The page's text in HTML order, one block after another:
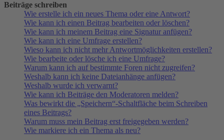
Beiträge schreiben
Wie erstelle ich ein neues Thema oder eine Antwort?
Wie kann ich einen Beitrag bearbeiten oder löschen?
Wie kann ich meinem Beitrag eine Signatur anfügen?
Wie kann ich eine Umfrage erstellen?
Wieso kann ich nicht mehr Antwortmöglichkeiten erstellen?
Wie bearbeite oder lösche ich eine Umfrage?
Warum kann ich auf bestimmte Foren nicht zugreifen?
Weshalb kann ich keine Dateianhänge anfügen?
Weshalb wurde ich verwarnt?
Wie kann ich Beiträge den Moderatoren melden?
Was bewirkt die „Speichern“-Schaltfläche beim Schreiben
eines Beitrags?
Warum muss mein Beitrag erst freigegeben werden?
Wie markiere ich ein Thema als neu?